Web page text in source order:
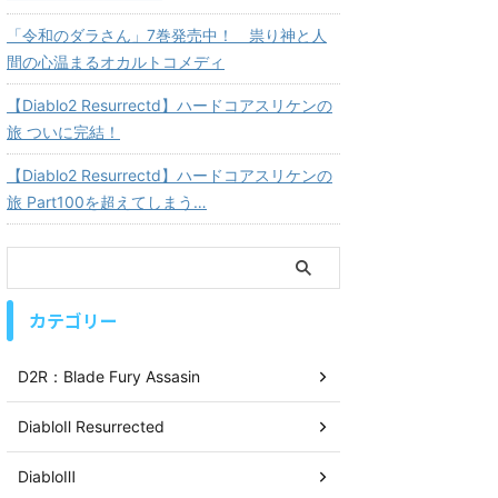
「令和のダラさん」7巻発売中！ 祟り神と人
間の心温まるオカルトコメディ
【Diablo2 Resurrectd】ハードコアスリケンの
旅 ついに完結！
【Diablo2 Resurrectd】ハードコアスリケンの
旅 Part100を超えてしまう…
カテゴリー
D2R：Blade Fury Assasin
DiabloⅡ Resurrected
DiabloⅢ